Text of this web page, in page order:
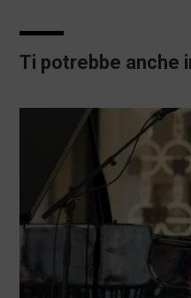
Ti potrebbe anche